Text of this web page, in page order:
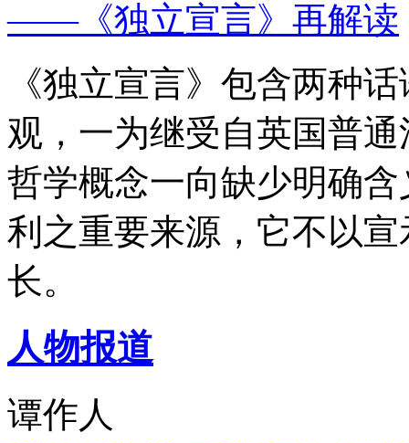
——《独立宣言》再解读
《独立宣言》包含两种
观，一为继受自英国普
哲学概念一向缺少明确
利之重要来源，它不以
长。
人物报道
谭作人